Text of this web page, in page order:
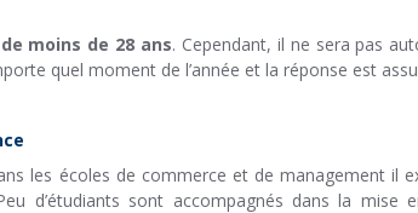
moins de 28 ans. Cependant, il ne sera pas
quel moment de l’année et la réponse est
les écoles de commerce et de management il
d’étudiants sont accompagnés dans la